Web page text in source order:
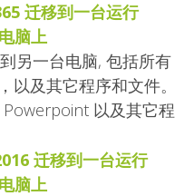
迁移到一台运行
脑上
另一台电脑, 包括所有
以及其它程序和文件。
以及其它程
迁移到一台运行
脑上